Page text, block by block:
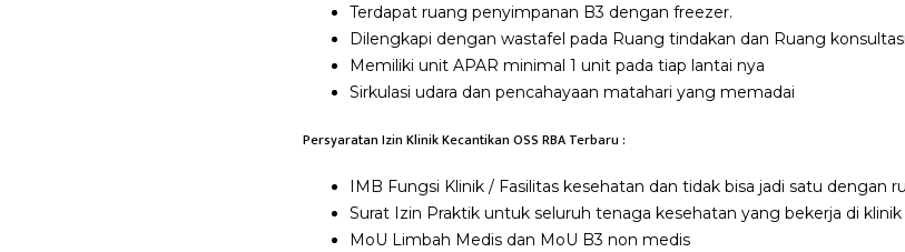
Terdapat ruang penyimpanan B3 dengan freezer.
Dilengkapi dengan wastafel pada Ruang tindakan dan Ruang konsultasi
Memiliki unit APAR minimal 1 unit pada tiap lantai nya
Sirkulasi udara dan pencahayaan matahari yang memadai
Persyaratan Izin Klinik Kecantikan OSS RBA Terbaru :
IMB Fungsi Klinik / Fasilitas kesehatan dan tidak bisa jadi satu dengan
Surat Izin Praktik untuk seluruh tenaga kesehatan yang bekerja di klinik
MoU Limbah Medis dan MoU B3 non medis